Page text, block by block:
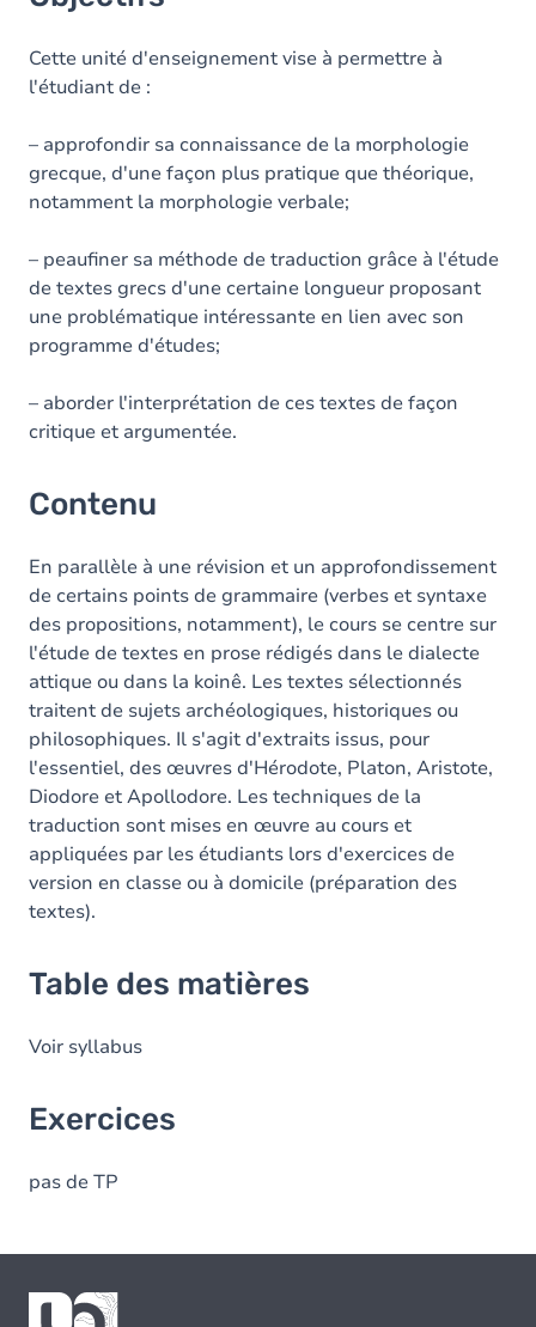
Cette unité d'enseignement vise à permettre à
l'étudiant de :
– approfondir sa connaissance de la morphologie
grecque, d'une façon plus pratique que théorique,
notamment la morphologie verbale;
– peaufiner sa méthode de traduction grâce à l'étude
de textes grecs d'une certaine longueur proposant
une problématique intéressante en lien avec son
programme d'études;
– aborder l'interprétation de ces textes de façon
critique et argumentée.
Contenu
En parallèle à une révision et un approfondissement
de certains points de grammaire (verbes et syntaxe
des propositions, notamment), le cours se centre sur
l'étude de textes en prose rédigés dans le dialecte
attique ou dans la koinê. Les textes sélectionnés
traitent de sujets archéologiques, historiques ou
philosophiques. Il s'agit d'extraits issus, pour
l'essentiel, des œuvres d'Hérodote, Platon, Aristote,
Diodore et Apollodore. Les techniques de la
traduction sont mises en œuvre au cours et
appliquées par les étudiants lors d'exercices de
version en classe ou à domicile (préparation des
textes).
Table des matières
Voir syllabus
Exercices
pas de TP